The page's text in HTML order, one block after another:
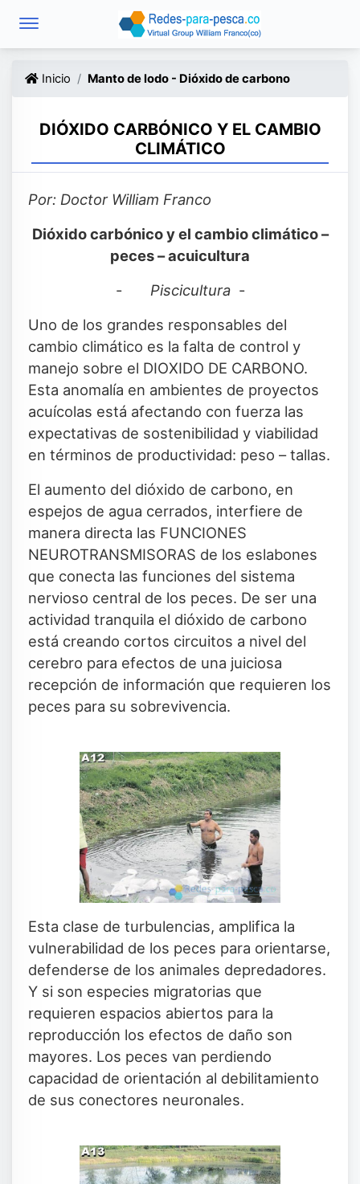
Inicio Manto de lodo - Dióxido de carbono
DIÓXIDO CARBÓNICO Y EL CAMBIO
CLIMÁTICO
Por: Doctor William Franco
Dióxido carbónico y el cambio climático –
peces – acuicultura
- Piscicultura -
Uno de los grandes responsables del
cambio climático es la falta de control y
manejo sobre el DIOXIDO DE CARBONO.
Esta anomalía en ambientes de proyectos
acuícolas está afectando con fuerza las
expectativas de sostenibilidad y viabilidad
en términos de productividad: peso – tallas.
El aumento del dióxido de carbono, en
espejos de agua cerrados, interfiere de
manera directa las FUNCIONES
NEUROTRANSMISORAS de los eslabones
que conecta las funciones del sistema
nervioso central de los peces. De ser una
actividad tranquila el dióxido de carbono
está creando cortos circuitos a nivel del
cerebro para efectos de una juiciosa
recepción de información que requieren los
peces para su sobrevivencia.
Esta clase de turbulencias, amplifica la
vulnerabilidad de los peces para orientarse,
defenderse de los animales depredadores.
Y si son especies migratorias que
requieren espacios abiertos para la
reproducción los efectos de daño son
mayores. Los peces van perdiendo
capacidad de orientación al debilitamiento
de sus conectores neuronales.